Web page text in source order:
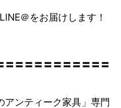
＠をお届けします！
〓〓〓〓〓〓〓〓〓〓〓
アンティーク家具」専門